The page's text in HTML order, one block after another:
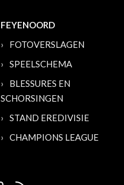
FEYENOORD
FOTOVERSLAGEN
SPEELSCHEMA
BLESSURES EN
SCHORSINGEN
STAND EREDIVISIE
CHAMPIONS LEAGUE